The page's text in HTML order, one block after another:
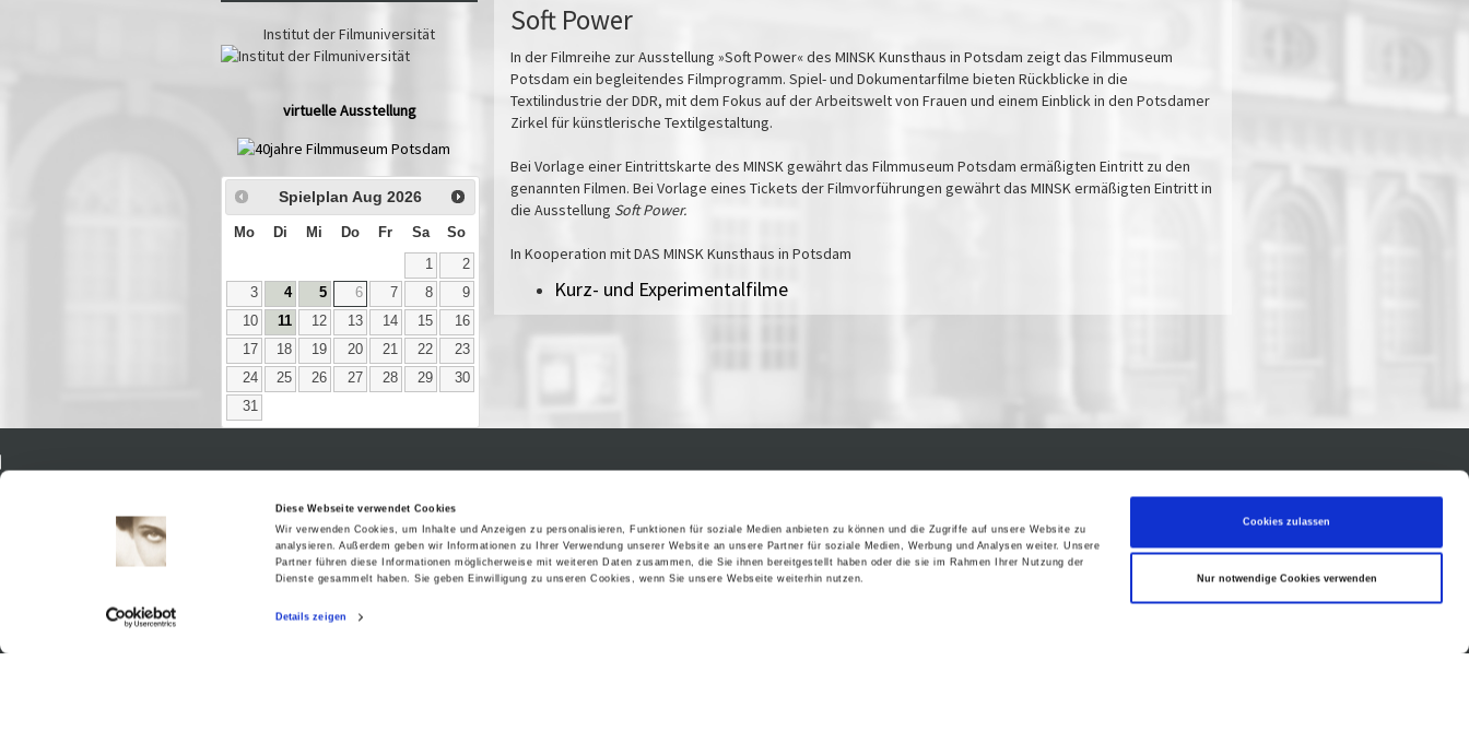
Diese Webseite verwendet Cookies
Wir verwenden Cookies, um Inhalte und Anzeigen zu personalisieren, Funktionen für soziale Medien anbieten zu können und die Zugriffe auf unsere Website zu
analysieren. Außerdem geben wir Informationen zu Ihrer Verwendung unserer Website an unsere Partner für soziale Medien, Werbung und Analysen weiter. Unsere
Partner führen diese Informationen möglicherweise mit weiteren Daten zusammen, die Sie ihnen bereitgestellt haben oder die sie im Rahmen Ihrer Nutzung der
Dienste gesammelt haben. Sie geben Einwilligung zu unseren Cookies, wenn Sie unsere Webseite weiterhin nutzen.
Details zeigen
Cookies zulassen
Nur notwendige Cookies verwenden
Institut der Filmuniversität
virtuelle Ausstellung
Spielplan Aug 2026
Mo Di Mi Do Fr Sa So
1
2
3
4 5 6 7 8
9
10
11 12 13 14 15
16
17
18 19 20 21 22
23
24
25 26 27 28 29
30
31
Soft Power
In der Filmreihe zur Ausstellung »Soft Power« des MINSK Kunsthaus in Potsdam zeigt das Filmmuseum
Potsdam ein begleitendes Filmprogramm. Spiel- und Dokumentarfilme bieten Rückblicke in die
Textilindustrie der DDR, mit dem Fokus auf der Arbeitswelt von Frauen und einem Einblick in den Potsdamer
Zirkel für künstlerische Textilgestaltung.
Bei Vorlage einer Eintrittskarte des MINSK gewährt das Filmmuseum Potsdam ermäßigten Eintritt zu den
genannten Filmen. Bei Vorlage eines Tickets der Filmvorführungen gewährt das MINSK ermäßigten Eintritt in
die Ausstellung Soft Power.
In Kooperation mit DAS MINSK Kunsthaus in Potsdam
Kurz- und Experimentalfilme
Digitales
Ausstellungen
Kino
Sammlungen
Öffnungszeiten / Preise
Führungen /
Vermittlung
Über uns
Sitemap
Datenschutz
Cookie-Einstellungen